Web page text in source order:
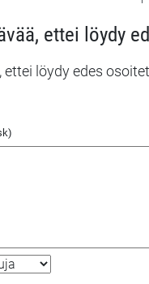
ettei löydy
löydy edes